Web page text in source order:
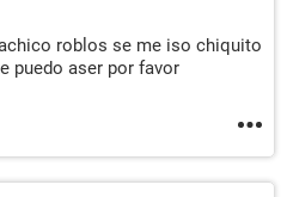
roblos se me iso chiquito
puedo aser por favor